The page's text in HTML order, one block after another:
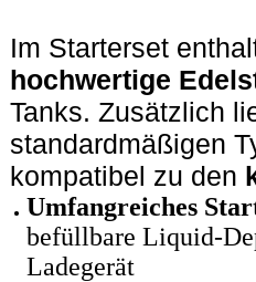
Im Starterset
hochwertige
Tanks. Zusätzlich
standardmäßigen
kompatibel zu den
Umfangreiches
befüllbare Liquid-
Ladegerät